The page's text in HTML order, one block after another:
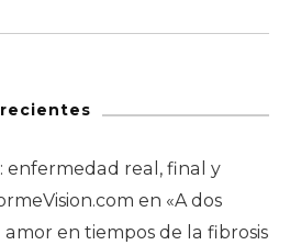
enfermedad real, final y
en «A dos
amor en tiempos de la fibrosis